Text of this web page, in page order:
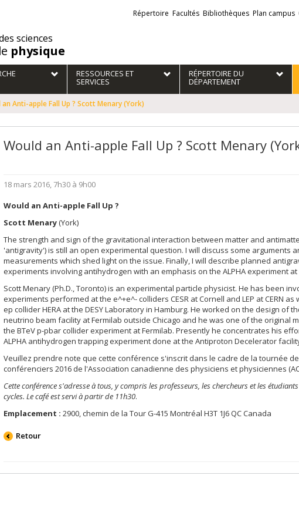
sciences
physique
Liens
externes
Répertoire Facultés Bibliothèques Plan campus
RESSOURCES ET
SERVICES
RÉPERTOIRE DU
DÉPARTEMENT
an Anti-apple Fall Up ? Scott Menary (York)
Would an Anti-apple Fall Up ? Scott Menary
18 mars 2016, 7h30 à 9h00
Would an Anti-apple Fall Up ?
Scott Menary(York)
The strength and sign of the gravitational interaction between matter and
'antigravity') is still an open experimental question. I will discuss some arguments
measurements which shed light on the issue. Finally, I will describe planned
experiments involving antihydrogen with an emphasis on the ALPHA experiment at
Scott Menary (Ph.D., Toronto) is an experimental particle physicist. He has been
experiments performed at the e^+e^- colliders CESR at Cornell and LEP at CERN as
ep collider HERA at the DESY Laboratory in Hamburg. He worked on the design of
neutrino beam facility at Fermilab outside Chicago and he was one of the original
the BTeV p-pbar collider experiment at Fermilab. Presently he concentrates his
ALPHA antihydrogen trapping experiment done at the Antiproton Decelerator facility
Veuillez prendre note que cette conférence s'inscrit dans le cadre de la tournée
conférenciers 2016 de l'Association canadienne des physiciens et physiciennes
Cette conférence s'adresse à tous, y compris les professeurs, les chercheurs et les
cycles. Le café est servi à partir de 11h30.
Emplacement : 2900, chemin de la Tour G-415 Montréal H3T 1J6 QC Canada
Retour